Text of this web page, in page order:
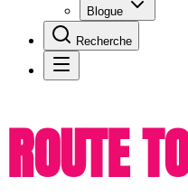
Blogue
Recherche
ROUTE